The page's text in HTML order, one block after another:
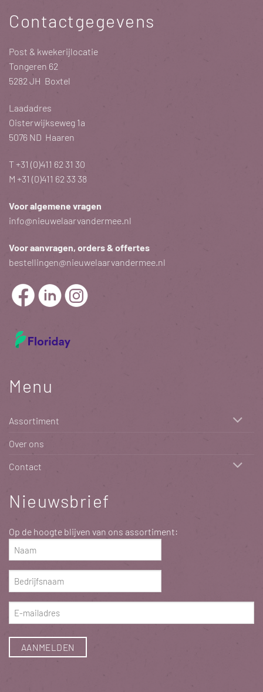
Contactgegevens
Post & kwekerijlocatie
Tongeren 62
5282 JH Boxtel
Laadadres
Oisterwijkseweg 1a
5076 ND Haaren
T+31 (0)411 62 31 30
M +31 (0)411 62 33 38
Voor algemene vragen
info@nieuwelaarvandermee.nl
Voor aanvragen, orders & offertes
bestellingen@nieuwelaarvandermee.nl
Menu
Assortiment
Over ons
Contact
Nieuwsbrief
Op de hoogte blijven van ons assortiment:
Naam
(Vereist)
Bedrijfsnaam
(Vereist)
E-
mailadres
(Vereist)